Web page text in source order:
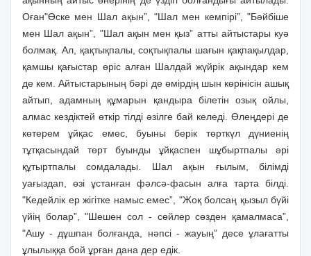
Оған"Өске мен Шал ақын”, "Шал мен кемпiрi”, "Бәйбiше
мен Шал ақын”, "Шал ақын мен қыз” атты айтыстары куә
болмақ. Ал, қақтықпалы, соқтықпалы шағын қақпақылдар,
қамшы қағыстар өрiс алған Шалдай жүйрiк ақындар кем
де кем. Айтыстарының бәрi де өмiрдiң шын көрiнiсiн ашық
айтып, адамның құмарын қандыра бiлетiн озық ойлы,
алмас кездiктей өткiр тiлдi әзiлге бай келедi. Өлеңдерi де
көтерем ұйқас емес, буыны берiк төрткүл дүниенiң
тұтқасындай төрт буынды ұйқаспен шұбыртпалы әрi
құтыртпалы сомдалады. Шал ақын ғылым, бiлiмдi
уағыздап, өзi ұстанған фәлсә-фасын алға тарта бiлдi.
"Кедейлiк ер жiгiтке намыс емес”, "Жоқ болсаң қызыл бүйi
үйiң болар”, "Шешен сол - сөйлер сөзден қамалмаса”,
"Ашу - дұшпан болғанда, нәпсi - жауың” десе ұлағатты
ұлылыққа бой ұрған дана дер едiк.